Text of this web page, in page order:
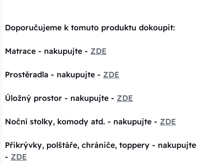
Doporučujeme k tomuto produktu dokoupit:
Matrace - nakupujte - ZDE
Prostěradla - nakupujte - ZDE
Úložný prostor - nakupujte - ZDE
Noční stolky, komody atd. - nakupujte - ZDE
Přikrývky, polštáře, chrániče, toppery - nakupujte
- ZDE